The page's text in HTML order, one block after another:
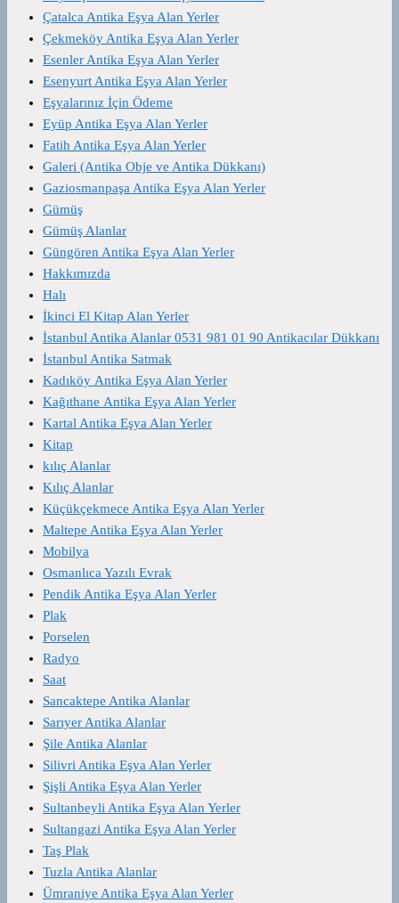
Çatalca Antika Eşya Alan Yerler
Çekmeköy Antika Eşya Alan Yerler
Esenler Antika Eşya Alan Yerler
Esenyurt Antika Eşya Alan Yerler
Eşyalarınız İçin Ödeme
Eyüp Antika Eşya Alan Yerler
Fatih Antika Eşya Alan Yerler
Galeri (Antika Obje ve Antika Dükkanı)
Gaziosmanpaşa Antika Eşya Alan Yerler
Gümüş
Gümüş Alanlar
Güngören Antika Eşya Alan Yerler
Hakkımızda
Halı
İkinci El Kitap Alan Yerler
İstanbul Antika Alanlar 0531 981 01 90 Antikacılar Dükkanı
İstanbul Antika Satmak
Kadıköy Antika Eşya Alan Yerler
Kağıthane Antika Eşya Alan Yerler
Kartal Antika Eşya Alan Yerler
Kitap
kılıç Alanlar
Kılıç Alanlar
Küçükçekmece Antika Eşya Alan Yerler
Maltepe Antika Eşya Alan Yerler
Mobilya
Osmanlıca Yazılı Evrak
Pendik Antika Eşya Alan Yerler
Plak
Porselen
Radyo
Saat
Sancaktepe Antika Alanlar
Sarıyer Antika Alanlar
Şile Antika Alanlar
Silivri Antika Eşya Alan Yerler
Şişli Antika Eşya Alan Yerler
Sultanbeyli Antika Eşya Alan Yerler
Sultangazi Antika Eşya Alan Yerler
Taş Plak
Tuzla Antika Alanlar
Ümraniye Antika Eşya Alan Yerler